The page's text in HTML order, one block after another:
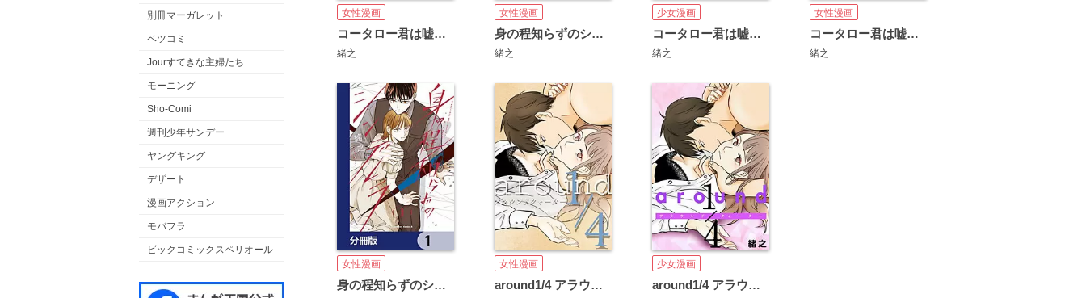
別冊マーガレット
ベツコミ
Jourすてきな主婦たち
モーニング
Sho-Comi
週刊少年サンデー
ヤングキング
デザート
漫画アクション
モバフラ
ビックコミックスペリオール
女性漫画
コータロー君は嘘つき 単行本版
緒之
女性漫画
身の程知らずのシンデレラ
緒之
少女漫画
コータロー君は嘘つき
緒之
女性漫画
コータロー君は嘘つき 分冊版
緒之
女性漫画
身の程知らずのシンデレラ【分冊版】
女性漫画
around1/4 アラウンドクォーター【タテヨミ】
少女漫画
around1/4 アラウンドクォーター【フルカラー・単行本版】